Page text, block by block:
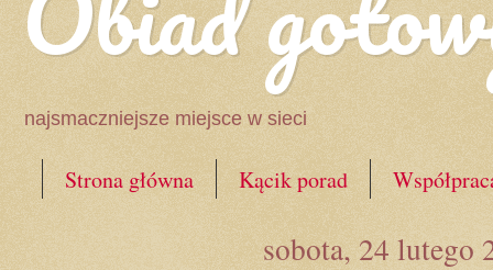
najsmaczniejsze miejsce w sieci
Strona główna Kącik porad
sobota, 24 lutego